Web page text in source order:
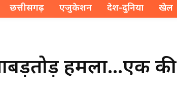
छत्तीसगढ़ एजुकेशन देश-दुनिया खेल
हमला…एक की